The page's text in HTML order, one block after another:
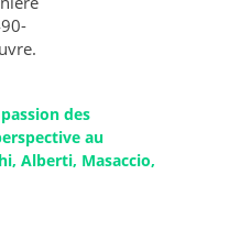
des
au
Alberti, Masaccio,